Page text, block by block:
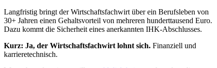
Langfristig bringt der Wirtschaftsfachwirt über ein Berufsleben von
30+ Jahren einen Gehaltsvorteil von mehreren hunderttausend Euro.
Dazu kommt die Sicherheit eines anerkannten IHK-Abschlusses.
Kurz: Ja, der Wirtschaftsfachwirt lohnt sich. Finanziell und
karrieretechnisch.